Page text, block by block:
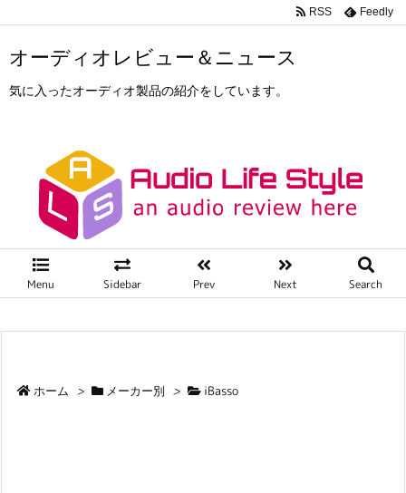
オーディオレビュー＆ニュース
気に入ったオーディオ製品の紹介をしています。
Menu Sidebar Prev Next Search
RSS Feedly
ホーム > メーカー別 > iBasso